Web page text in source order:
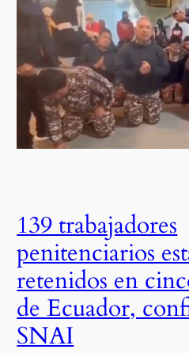
139 trabajadores
penitenciarios
retenidos en
de Ecuador,
SNAI